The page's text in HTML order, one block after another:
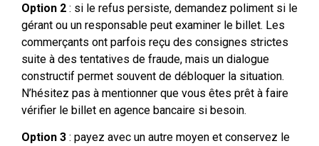
Option 2 : si le refus persiste, demandez poliment si le
gérant ou un responsable peut examiner le billet. Les
commerçants ont parfois reçu des consignes strictes
suite à des tentatives de fraude, mais un dialogue
constructif permet souvent de débloquer la situation.
N’hésitez pas à mentionner que vous êtes prêt à faire
vérifier le billet en agence bancaire si besoin.
Option 3 : payez avec un autre moyen et conservez le